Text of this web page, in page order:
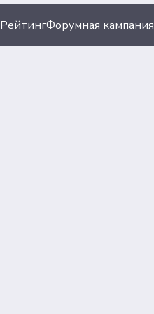
РейтингФорумная кампания